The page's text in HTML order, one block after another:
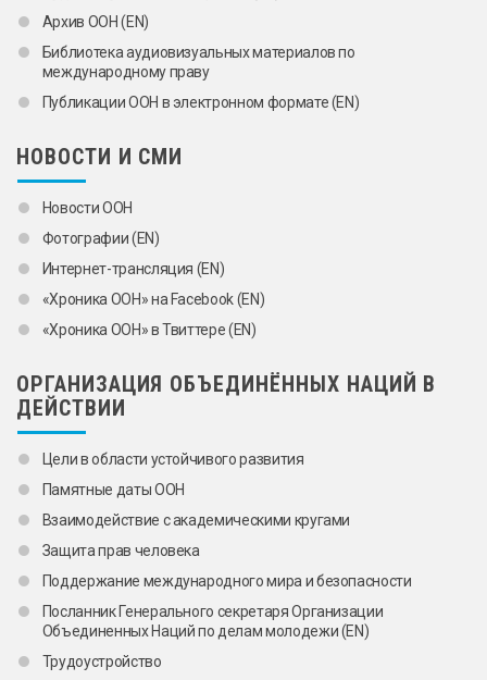
Архив ООН (EN)
Библиотекa аудиовизуальных материалов по
международному праву
Публикации ООН в электронном формате (EN)
НОВОСТИ И СМИ
Новости ООН
Фотографии (EN)
Интернет-трансляция (EN)
«Хроника ООН» на Facebook (EN)
«Хроника ООН» в Твиттере (EN)
ОРГАНИЗАЦИЯ ОБЪЕДИНЁННЫХ НАЦИЙ В
ДЕЙСТВИИ
Цели в области устойчивого развития
Памятные даты ООН
Взаимодействие с академическими кругами
Защита прав человека
Поддержание международного мира и безопасности
Посланник Генерального секретаря Организации
Объединенных Наций по делам молодежи (EN)
Трудоустройство